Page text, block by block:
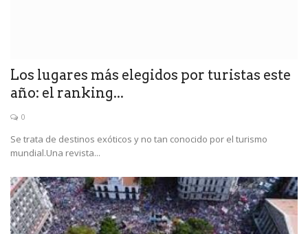
Los lugares más elegidos por turistas este
año: el ranking...
0
Se trata de destinos exóticos y no tan conocido por el turismo
mundial.Una revista...